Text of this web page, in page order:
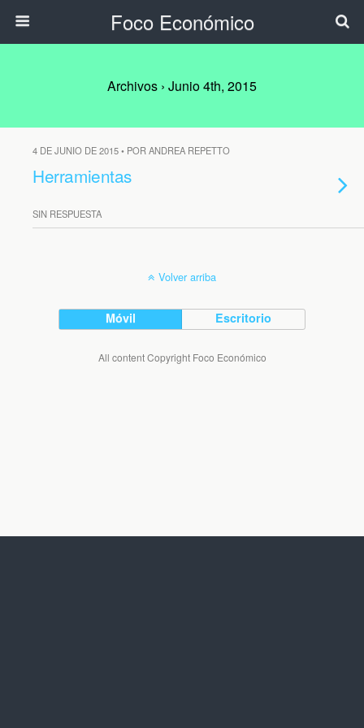
Foco Económico
Archivos › Junio 4th, 2015
4 DE JUNIO DE 2015 • POR ANDREA REPETTO
Herramientas
SIN RESPUESTA
Volver arriba
Móvil Escritorio
All content Copyright Foco Económico